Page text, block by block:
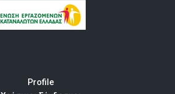
Profile